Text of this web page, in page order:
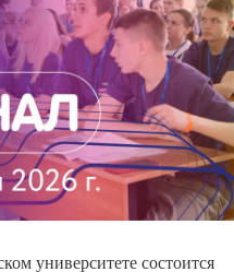
университете состоится